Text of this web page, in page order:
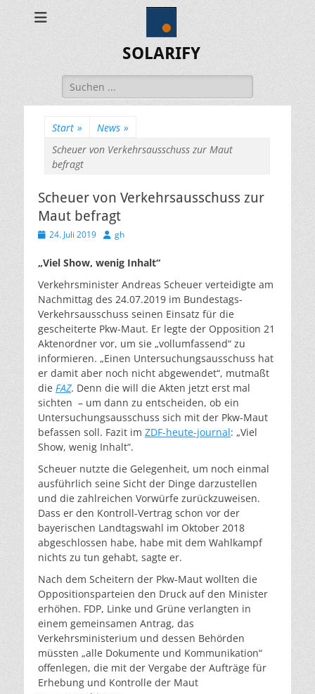
SOLARIFY
Suchen
nach:
Start » News »
Scheuer von Verkehrsausschuss zur Maut
befragt
Scheuer von Verkehrsausschuss zur
Maut befragt
Veröffentlicht
24. Juli 2019 Autor
gh
„Viel Show, wenig Inhalt“
Verkehrsminister Andreas Scheuer verteidigte am
Nachmittag des 24.07.2019 im Bundestags-
Verkehrsausschuss seinen Einsatz für die
gescheiterte Pkw-Maut. Er legte der Opposition 21
Aktenordner vor, um sie „vollumfassend“ zu
informieren. „Einen Untersuchungsausschuss hat
er damit aber noch nicht abgewendet“, mutmaßt
die FAZ. Denn die will die Akten jetzt erst mal
sichten – um dann zu entscheiden, ob ein
Untersuchungsausschuss sich mit der Pkw-Maut
befassen soll. Fazit im ZDF-heute-journal: „Viel
Show, wenig Inhalt“.
Scheuer nutzte die Gelegenheit, um noch einmal
ausführlich seine Sicht der Dinge darzustellen
und die zahlreichen Vorwürfe zurückzuweisen.
Dass er den Kontroll-Vertrag schon vor der
bayerischen Landtagswahl im Oktober 2018
abgeschlossen habe, habe mit dem Wahlkampf
nichts zu tun gehabt, sagte er.
Nach dem Scheitern der Pkw-Maut wollten die
Oppositionsparteien den Druck auf den Minister
erhöhen. FDP, Linke und Grüne verlangten in
einem gemeinsamen Antrag, das
Verkehrsministerium und dessen Behörden
müssten „alle Dokumente und Kommunikation“
offenlegen, die mit der Vergabe der Aufträge für
Erhebung und Kontrolle der Maut